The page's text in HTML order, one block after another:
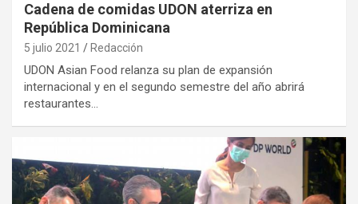
Cadena de comidas UDON aterriza en
República Dominicana
5 julio 2021 Redacción
UDON Asian Food relanza su plan de expansión
internacional y en el segundo semestre del año abrirá
restaurantes…